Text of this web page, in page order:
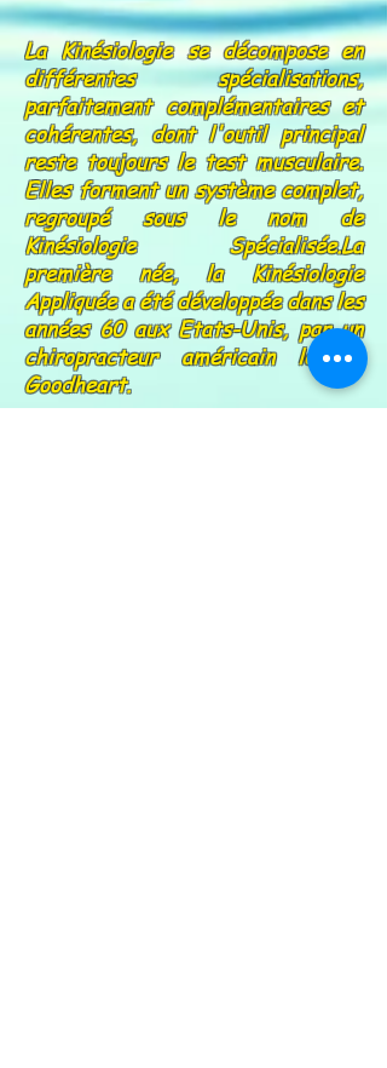
La Kinésiologie se décompose en
différentes spécialisations,
parfaitement complémentaires et
cohérentes, dont l'outil principal
reste toujours le test musculaire.
Elles forment un système complet,
regroupé sous le nom de
Kinésiologie Spécialisée.La
première née, la Kinésiologie
Appliquée a été développée dans les
années 60 aux Etats-Unis, par un
chiropracteur américain le Dr
Goodheart.